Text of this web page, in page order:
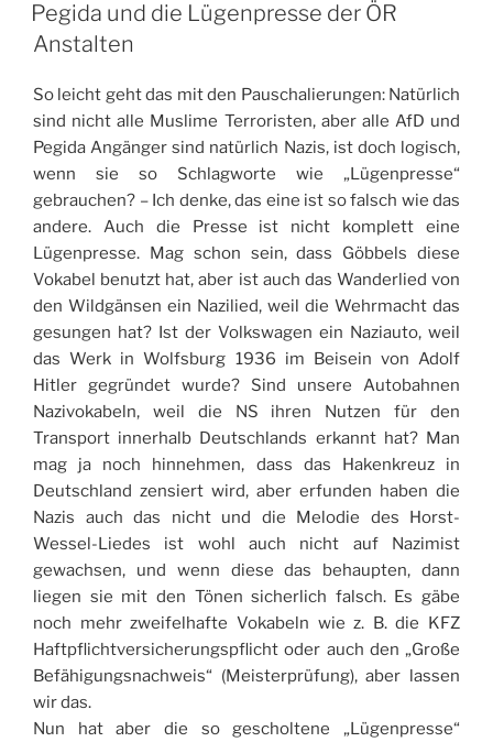
AM
Pegida und die Lügenpresse der ÖR
Anstalten
So leicht geht das mit den Pauschalierungen: Natürlich
sind nicht alle Muslime Terroristen, aber alle AfD und
Pegida Angänger sind natürlich Nazis, ist doch logisch,
wenn sie so Schlagworte wie „Lügenpresse“
gebrauchen? – Ich denke, das eine ist so falsch wie das
andere. Auch die Presse ist nicht komplett eine
Lügenpresse. Mag schon sein, dass Göbbels diese
Vokabel benutzt hat, aber ist auch das Wanderlied von
den Wildgänsen ein Nazilied, weil die Wehrmacht das
gesungen hat? Ist der Volkswagen ein Naziauto, weil
das Werk in Wolfsburg 1936 im Beisein von Adolf
Hitler gegründet wurde? Sind unsere Autobahnen
Nazivokabeln, weil die NS ihren Nutzen für den
Transport innerhalb Deutschlands erkannt hat? Man
mag ja noch hinnehmen, dass das Hakenkreuz in
Deutschland zensiert wird, aber erfunden haben die
Nazis auch das nicht und die Melodie des Horst-
Wessel-Liedes ist wohl auch nicht auf Nazimist
gewachsen, und wenn diese das behaupten, dann
liegen sie mit den Tönen sicherlich falsch. Es gäbe
noch mehr zweifelhafte Vokabeln wie z. B. die KFZ
Haftpflichtversicherungspflicht oder auch den „Große
Befähigungsnachweis“ (Meisterprüfung), aber lassen
wir das.
Nun hat aber die so gescholtene „Lügenpresse“